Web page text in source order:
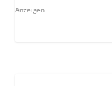
Anzeigen